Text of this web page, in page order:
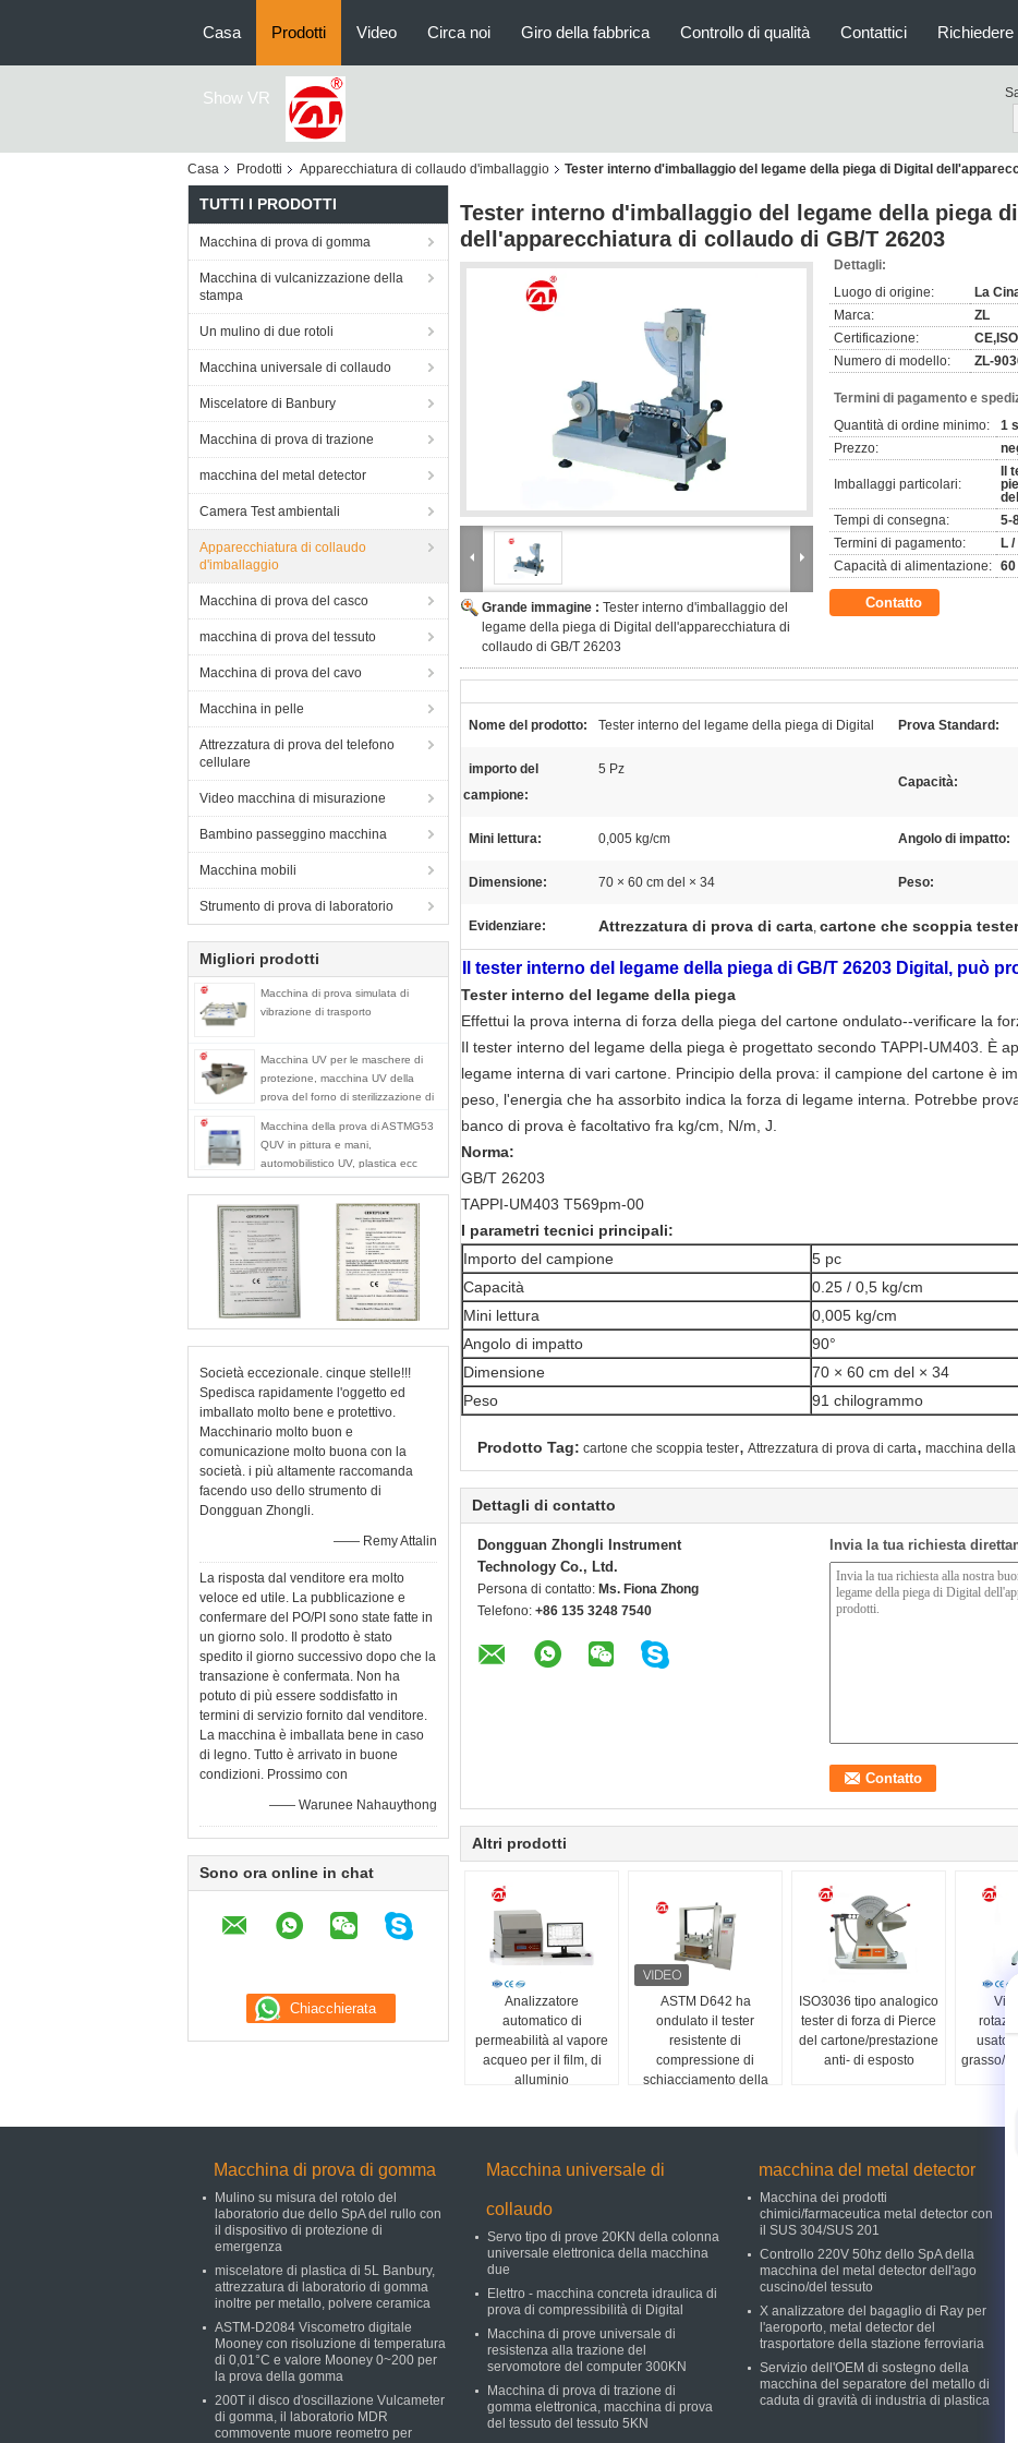
Casa Prodotti Video Circa noi Giro della fabbrica Controllo di qualità Contattici
Show VR
Casa Prodotti Apparecchiatura di collaudo d'imballaggio Tester interno d'imballaggio del legame della piega di Digital
TUTTI I PRODOTTI
Macchina di prova di gomma
Macchina di vulcanizzazione della
stampa
Un mulino di due rotoli
Macchina universale di collaudo
Miscelatore di Banbury
Macchina di prova di trazione
macchina del metal detector
Camera Test ambientali
Apparecchiatura di collaudo
d'imballaggio
Macchina di prova del casco
macchina di prova del tessuto
Macchina di prova del cavo
Macchina in pelle
Attrezzatura di prova del telefono
cellulare
Video macchina di misurazione
Bambino passeggino macchina
Macchina mobili
Strumento di prova di laboratorio
Migliori prodotti
Macchina di prova simulata di
vibrazione di trasporto
Macchina UV per le maschere di
protezione, macchina UV della
prova del forno di sterilizzazione di
sterilizzatore
Macchina della prova di ASTMG53
QUV in pittura e mani,
automobilistico UV, plastica ecc
Società eccezionale. cinque stelle!!!
Spedisca rapidamente l'oggetto ed
imballato molto bene e protettivo.
Macchinario molto buon e
comunicazione molto buona con la
società. i più altamente raccomanda
facendo uso dello strumento di
Dongguan Zhongli.
—— Remy Attalin
La risposta dal venditore era molto
veloce ed utile. La pubblicazione e
confermare del PO/PI sono state fatte in
un giorno solo. Il prodotto è stato
spedito il giorno successivo dopo che la
transazione è confermata. Non ha
potuto di più essere soddisfatto in
termini di servizio fornito dal venditore.
La macchina è imballata bene in caso
di legno. Tutto è arrivato in buone
condizioni. Prossimo con
—— Warunee Nahauythong
Sono ora online in chat
Tester interno d'imballaggio del legame della piega
dell'apparecchiatura di collaudo di GB/T 26203
Grande immagine : Tester interno d'imballaggio del
legame della piega di Digital dell'apparecchiatura di
collaudo di GB/T 26203
Dettagli:
Luogo di origine:
La
Marca:
ZL
Certificazione:
CE,ISO
Numero di modello:
ZL-
Termini di pagamento e
Quantità di ordine minimo:
1
Prezzo:
Imballaggi particolari:
Il
Tempi di consegna:
5-
Termini di pagamento:
L
Capacità di alimentazione:
Contatto
Nome del prodotto: Tester interno del legame della piega di Digital Prova Standard:
importo del
campione:
5 Pz
Capacità:
Mini lettura: 0,005 kg/cm Angolo di impatto:
Dimensione: 70 × 60 cm del × 34 Peso:
Evidenziare: Attrezzatura di prova di carta, cartone che scoppia tester
Il tester interno del legame della piega di GB/T 26203 Digital, può
Tester interno del legame della piega
Effettui la prova interna di forza della piega del cartone ondulato--verificare la
Il tester interno del legame della piega è progettato secondo TAPPI-UM403. È
legame interna di vari cartone. Principio della prova: il campione del cartone è
peso, l'energia che ha assorbito indica la forza di legame interna. Potrebbe
banco di prova è facoltativo fra kg/cm, N/m, J.
Norma:
GB/T 26203
TAPPI-UM403 T569pm-00
I parametri tecnici principali:
Importo del campione
5 pc
Capacità
0.25 / 0,5 kg/cm
Mini lettura
0,005 kg/cm
Angolo di impatto
90°
Dimensione
70 × 60 cm del × 34
Peso
91 chilogrammo
Prodotto Tag: cartone che scoppia tester, Attrezzatura di prova di carta, macchina
Dettagli di contatto
Dongguan Zhongli Instrument
Technology Co., Ltd.
Persona di contatto: Ms. Fiona Zhong
Telefono: +86 135 3248 7540
Invia la tua richiesta
Altri prodotti
Analizzatore
automatico di
permeabilità al vapore
acqueo per il film, di
alluminio
ASTM D642 ha
ondulato il tester
resistente di
compressione di
schiacciamento della
ISO3036 tipo analogico
tester di forza di Pierce
del cartone/prestazione
anti- di esposto
usato
grasso/
Macchina di prova di gomma
Mulino su misura del rotolo del
laboratorio due dello SpA del rullo con
il dispositivo di protezione di
emergenza
miscelatore di plastica di 5L Banbury,
attrezzatura di laboratorio di gomma
inoltre per metallo, polvere ceramica
ASTM-D2084 Viscometro digitale
Mooney con risoluzione di temperatura
di 0,01°C e valore Mooney 0~200 per
la prova della gomma
200T il disco d'oscillazione Vulcameter
di gomma, il laboratorio MDR
commovente muore reometro per
Macchina universale di
collaudo
Servo tipo di prove 20KN della colonna
universale elettronica della macchina
due
Elettro - macchina concreta idraulica di
prova di compressibilità di Digital
Macchina di prove universale di
resistenza alla trazione del
servomotore del computer 300KN
Macchina di prova di trazione di
gomma elettronica, macchina di prova
del tessuto del tessuto 5KN
macchina del metal detector
Macchina dei prodotti
chimici/farmaceutica metal detector con
il SUS 304/SUS 201
Controllo 220V 50hz dello SpA della
macchina del metal detector dell'ago
cuscino/del tessuto
X analizzatore del bagaglio di Ray per
l'aeroporto, metal detector del
trasportatore della stazione ferroviaria
Servizio dell'OEM di sostegno della
macchina del separatore del metallo di
caduta di gravità di industria di plastica